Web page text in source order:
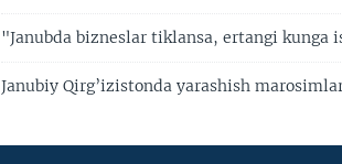
"Janubda bizneslar tiklansa, ertangi kunga
Janubiy Qirg’izistonda yarashish